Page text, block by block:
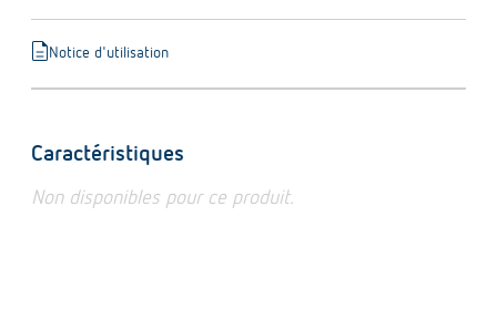
descriptionNotice d'utilisation
Caractéristiques
Non disponibles pour ce produit.